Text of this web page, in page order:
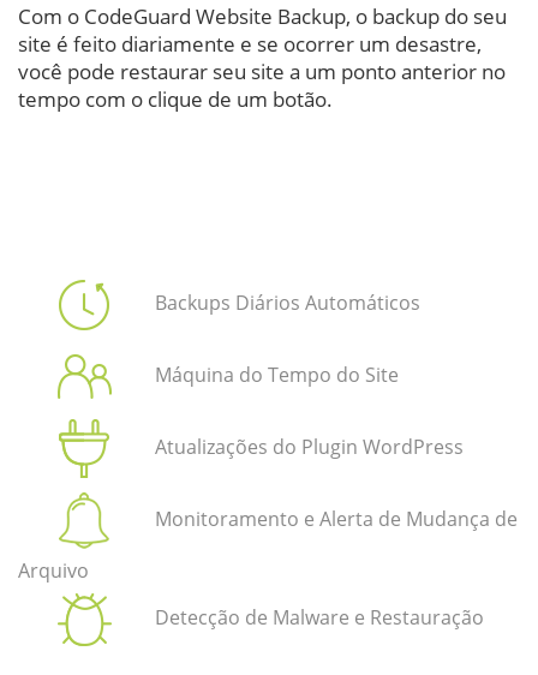
Com o CodeGuard Website Backup, o backup do seu
site é feito diariamente e se ocorrer um desastre,
você pode restaurar seu site a um ponto anterior no
tempo com o clique de um botão.
Backups Diários Automáticos
Máquina do Tempo do Site
Atualizações do Plugin WordPress
Monitoramento e Alerta de Mudança de
Arquivo
Detecção de Malware e Restauração